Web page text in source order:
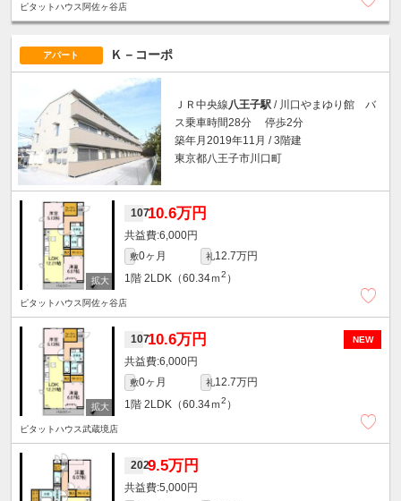
ピタットハウス阿佐ヶ谷店
アパート Ｋ－コーポ
ＪＲ中央線 八王子駅 / 川口やまゆり館 バ
ス乗車時間28分 停歩2分
築年月2019年11月 / 3階建
東京都八王子市川口町
10710.6万円
6,000円
敷0ヶ月 礼12.7万円
1階 2LDK（60.34ｍ2 ）
ピタットハウス阿佐ヶ谷店
NEW
10710.6万円
6,000円
敷0ヶ月 礼12.7万円
1階 2LDK（60.34ｍ2 ）
ピタットハウス武蔵境店
2029.5万円
5,000円